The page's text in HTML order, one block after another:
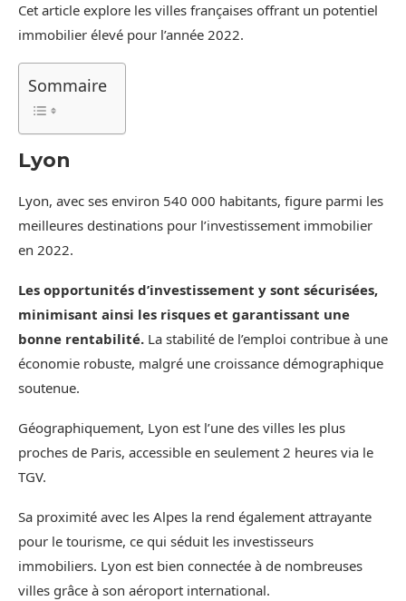
Cet article explore les villes françaises offrant un potentiel
immobilier élevé pour l’année 2022.
Sommaire
Lyon
Lyon, avec ses environ 540 000 habitants, figure parmi les
meilleures destinations pour l’investissement immobilier
en 2022.
Les opportunités d’investissement y sont sécurisées,
minimisant ainsi les risques et garantissant une
bonne rentabilité. La stabilité de l’emploi contribue à une
économie robuste, malgré une croissance démographique
soutenue.
Géographiquement, Lyon est l’une des villes les plus
proches de Paris, accessible en seulement 2 heures via le
TGV.
Sa proximité avec les Alpes la rend également attrayante
pour le tourisme, ce qui séduit les investisseurs
immobiliers. Lyon est bien connectée à de nombreuses
villes grâce à son aéroport international.